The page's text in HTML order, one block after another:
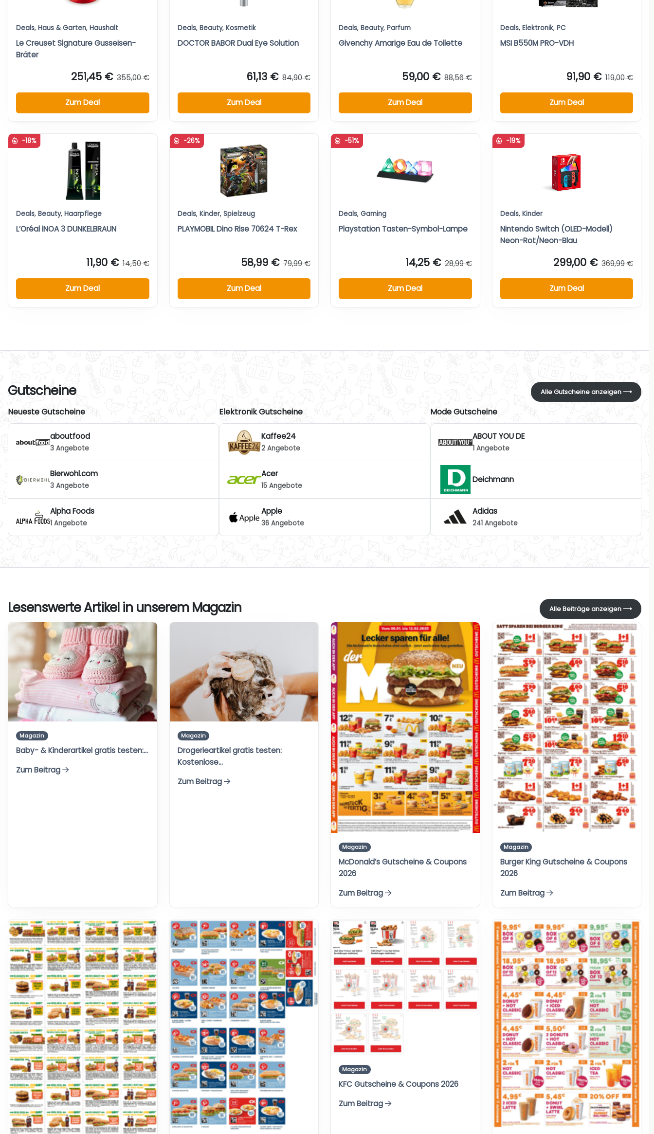
Deals, Haus & Garten, Haushalt
Le Creuset Signature Gusseisen-
Bräter
251,45 € 355,00 €
Zum Deal
Deals, Beauty, Kosmetik
DOCTOR BABOR Dual Eye Solution
61,13 € 84,90 €
Zum Deal
Deals, Beauty, Parfum
Givenchy Amarige Eau de Toilette
59,00 € 88,56 €
Zum Deal
Deals, Elektronik, PC
MSI B550M PRO-VDH
91,90 € 119,00 €
Zum Deal
-18%
Deals, Beauty, Haarpflege
L’Oréal iNOA 3 DUNKELBRAUN
11,90 € 14,50 €
Zum Deal
-26%
Deals, Kinder, Spielzeug
PLAYMOBIL Dino Rise 70624 T-Rex
58,99 € 79,99 €
Zum Deal
-51%
Deals, Gaming
Playstation Tasten-Symbol-Lampe
14,25 € 28,99 €
Zum Deal
-19%
Deals, Kinder
Nintendo Switch (OLED-Modell)
Neon-Rot/Neon-Blau
299,00 € 369,99 €
Zum Deal
Gutscheine Alle Gutscheine anzeigen ⟶
Neueste Gutscheine
aboutfood
3 Angebote
Bierwohl.com
3 Angebote
Alpha Foods
1 Angebote
Elektronik Gutscheine
Kaffee24
2 Angebote
Acer
15 Angebote
Apple
36 Angebote
Mode Gutscheine
ABOUT YOU DE
1 Angebote
Deichmann
Adidas
241 Angebote
Lesenswerte Artikel in unserem Magazin Alle Beiträge anzeigen ⟶
Magazin
Baby- & Kinderartikel gratis testen:…
Zum Beitrag
Magazin
Drogerieartikel gratis testen:
Kostenlose…
Zum Beitrag
Magazin
McDonald’s Gutscheine & Coupons
2026
Zum Beitrag
Magazin
Burger King Gutscheine & Coupons
2026
Zum Beitrag
Magazin
KFC Gutscheine & Coupons 2026
Zum Beitrag